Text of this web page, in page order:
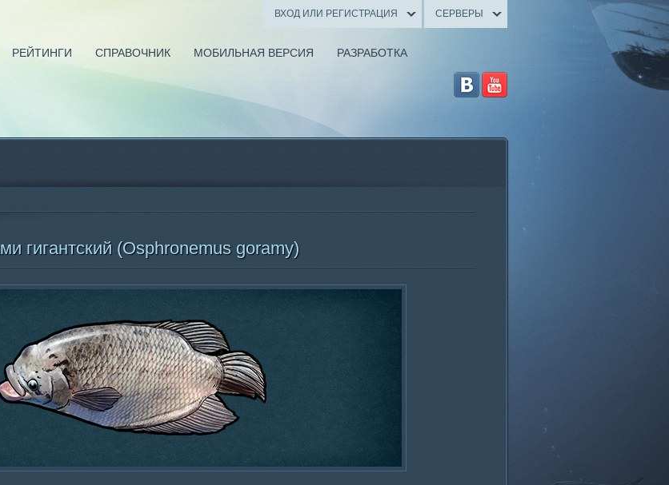
СЕРВЕРЫ
ВХОД ИЛИ РЕГИСТРАЦИЯ
РЕЙТИНГИ СПРАВОЧНИК МОБИЛЬНАЯ ВЕРСИЯ РАЗРАБОТКА
гигантский (Osphronemus goramy)